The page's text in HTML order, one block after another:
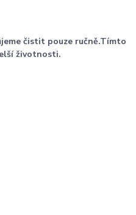
čistit pouze ručně.Tímto
životnosti.